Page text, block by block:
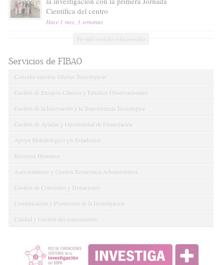
Científica del centro
Hace 1 mes, 3 semanas
Ver más noticias relacionadas
Servicios de FIBAO
Consulta nuestras Ofertas Tecnológicas
Gestión de Ensayos Clínicos y Estudios Observacionales
Gestión de la Innovación y la Transferencia Tecnológica
Gestión de Ayudas y Oportunidad de Financiación
Apoyo Metodológico y/o Estadístico
Recursos Humanos
Asesoramiento y Gestión Económica-Administrativa
Gestión de Convenios y Donaciones
Comunicación y Promoción de la Investigación
Calidad y Gestión del conocimiento